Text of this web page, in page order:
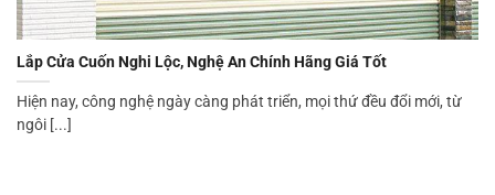
Lắp Cửa Cuốn Nghi Lộc, Nghệ An Chính Hãng Giá Tốt
Hiện nay, công nghệ ngày càng phát triển, mọi thứ đều đổi mới, từ
ngôi [...]